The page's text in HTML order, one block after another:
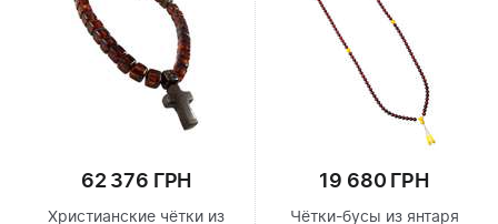
62 376 ГРН
Христианские чётки из
19 680 ГРН
Чётки-бусы из янтаря